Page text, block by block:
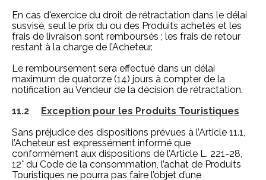
En cas d'exercice du droit de rétractation dans le délai
susvisé, seul le prix du ou des Produits achetés et les
frais de livraison sont remboursés ; les frais de retour
restant à la charge de l’Acheteur.
Le remboursement sera effectué dans un délai
maximum de quatorze (14) jours à compter de la
notification au Vendeur de la décision de rétractation.
11.2
Exception pour les Produits Touristiques
Sans préjudice des dispositions prévues à l’Article 11.1,
l’Acheteur est expressément informé que
conformément aux dispositions de l’Article L. 221-28,
12° du Code de la consommation, l’achat de Produits
Touristiques ne pourra pas faire l’objet d’une